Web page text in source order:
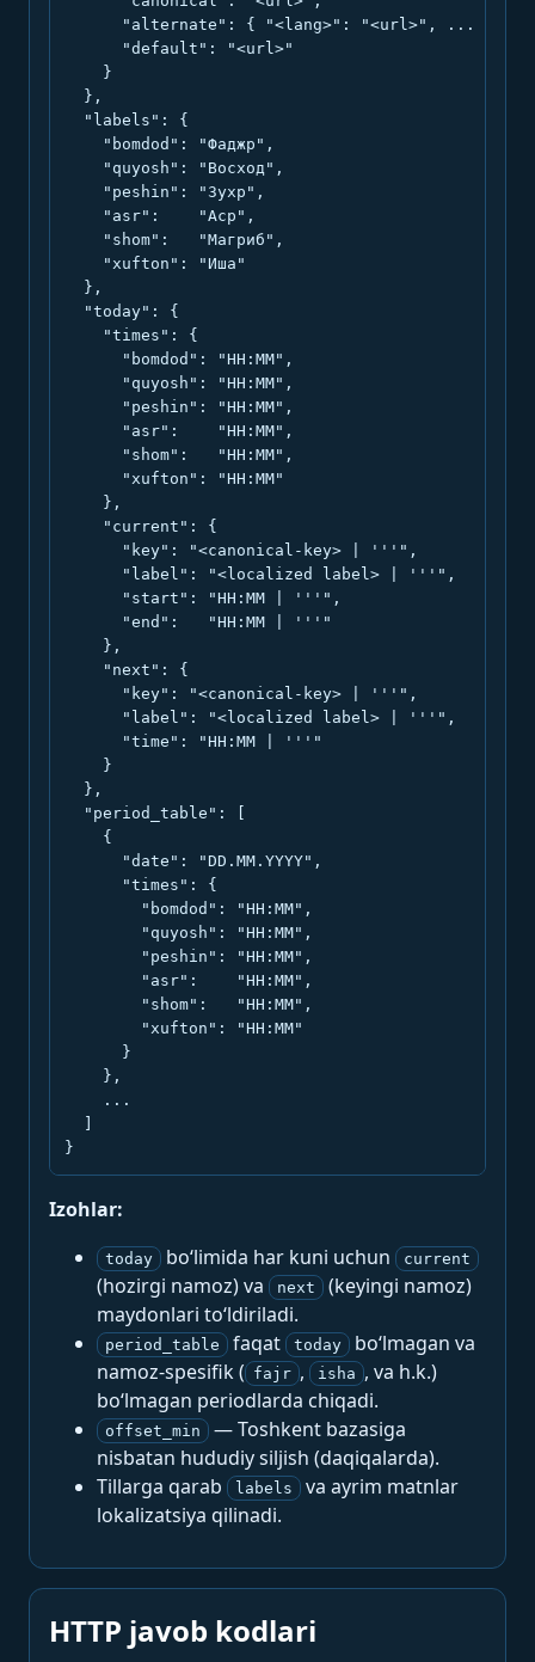
      "alternate": { "<lang>": "<url>", ... },
      "default": "<url>"
    }
  },
  "labels": {
    "bomdod": "Фаджр",
    "quyosh": "Восход",
    "peshin": "Зухр",
    "asr":    "Аср",
    "shom":   "Магриб",
    "xufton": "Иша"
  },
  "today": {
    "times": {
      "bomdod": "HH:MM",
      "quyosh": "HH:MM",
      "peshin": "HH:MM",
      "asr":    "HH:MM",
      "shom":   "HH:MM",
      "xufton": "HH:MM"
    },
    "current": {
      "key": "<canonical-key> | '''",
      "label": "<localized label> | '''",
      "start": "HH:MM | '''",
      "end":   "HH:MM | '''"
    },
    "next": {
      "key": "<canonical-key> | '''",
      "label": "<localized label> | '''",
      "time": "HH:MM | '''"
    }
  },
  "period_table": [
    {
      "date": "DD.MM.YYYY",
      "times": {
        "bomdod": "HH:MM",
        "quyosh": "HH:MM",
        "peshin": "HH:MM",
        "asr":    "HH:MM",
        "shom":   "HH:MM",
        "xufton": "HH:MM"
      }
    },
    ...
}
Izohlar:
today bo‘limida har kuni uchun current
(hozirgi namoz) va next
(keyingi namoz)
maydonlari to‘ldiriladi.
period_table faqat today
bo‘lmagan va
namoz-spesifik ( fajr , isha , va h.k.)
bo‘lmagan periodlarda chiqadi.
offset_min
— Toshkent bazasiga
nisbatan hududiy siljish (daqiqalarda).
Tillarga qarab
labels
va ayrim matnlar
lokalizatsiya qilinadi.
HTTP javob kodlari